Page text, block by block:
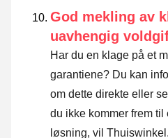
God mekling av
uavhengig
Har du en klage på et
garantiene? Du kan
om dette direkte eller
du ikke kommer frem
løsning, vil